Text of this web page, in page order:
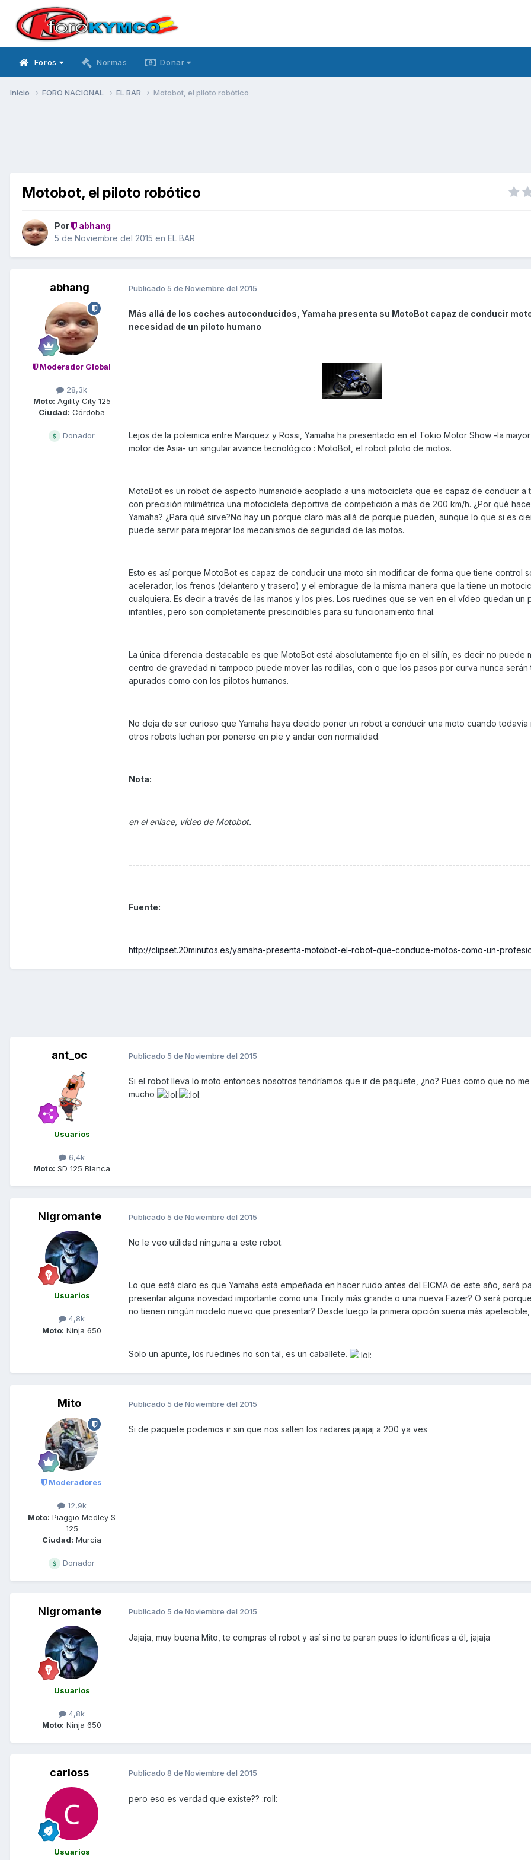
Foros Normas Donar
Inicio FORO NACIONAL EL BAR Motobot, el piloto robótico
Motobot, el piloto robótico
Por
abhang
5 de Noviembre del 2015 en EL BAR
abhang
Moderador Global
28,3k
Moto: Agility City 125
Ciudad: Córdoba
Donador
Publicado 5 de Noviembre del 2015
Más allá de los coches autoconducidos, Yamaha presenta su MotoBot capaz de conducir
necesidad de un piloto humano
Lejos de la polemica entre Marquez y Rossi, Yamaha ha presentado en el Tokio Motor Show -la
motor de Asia- un singular avance tecnológico : MotoBot, el robot piloto de motos.
MotoBot es un robot de aspecto humanoide acoplado a una motocicleta que es capaz de conducir a
con precisión milimétrica una motocicleta deportiva de competición a más de 200 km/h. ¿Por qué
Yamaha? ¿Para qué sirve?No hay un porque claro más allá de porque pueden, aunque lo que si es
puede servir para mejorar los mecanismos de seguridad de las motos.
Esto es así porque MotoBot es capaz de conducir una moto sin modificar de forma que tiene control
acelerador, los frenos (delantero y trasero) y el embrague de la misma manera que la tiene un
cualquiera. Es decir a través de las manos y los pies. Los ruedines que se ven en el vídeo quedan un
infantiles, pero son completamente prescindibles para su funcionamiento final.
La única diferencia destacable es que MotoBot está absolutamente fijo en el sillín, es decir no puede
centro de gravedad ni tampoco puede mover las rodillas, con o que los pasos por curva nunca serán
apurados como con los pilotos humanos.
No deja de ser curioso que Yamaha haya decido poner un robot a conducir una moto cuando todavía
otros robots luchan por ponerse en pie y andar con normalidad.
Nota:
en el enlace, vídeo de Motobot.
Fuente:
http://clipset.20minutos.es/yamaha-presenta-motobot-el-robot-que-conduce-motos-como-un-
ant_oc
Usuarios
6,4k
Moto: SD 125 Blanca
Publicado 5 de Noviembre del 2015
Si el robot lleva lo moto entonces nosotros tendríamos que ir de paquete, ¿no? Pues como que no me
mucho
Nigromante
Usuarios
4,8k
Moto: Ninja 650
Publicado 5 de Noviembre del 2015
No le veo utilidad ninguna a este robot.
Lo que está claro es que Yamaha está empeñada en hacer ruido antes del EICMA de este año, será
presentar alguna novedad importante como una Tricity más grande o una nueva Fazer? O será
no tienen ningún modelo nuevo que presentar? Desde luego la primera opción suena más apetecible,
Solo un apunte, los ruedines no son tal, es un caballete.
Mito
Moderadores
12,9k
Moto: Piaggio Medley S
125
Ciudad: Murcia
Donador
Publicado 5 de Noviembre del 2015
Si de paquete podemos ir sin que nos salten los radares jajajaj a 200 ya ves
Nigromante
Usuarios
4,8k
Moto: Ninja 650
Publicado 5 de Noviembre del 2015
Jajaja, muy buena Mito, te compras el robot y así si no te paran pues lo identificas a él, jajaja
carloss
Usuarios
Publicado 8 de Noviembre del 2015
pero eso es verdad que existe?? :roll: